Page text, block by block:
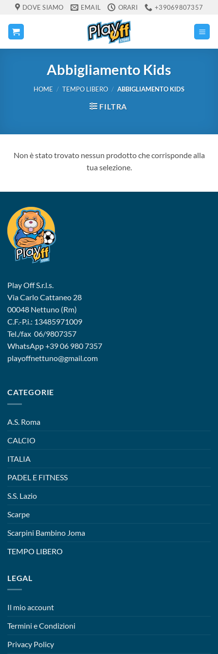
Salta
contenuti
DOVE SIAMO EMAIL ORARI +39069807357
Abbigliamento Kids
HOME / TEMPO LIBERO / ABBIGLIAMENTO KIDS
FILTRA
Non è stato trovato nessun prodotto che corrisponde alla
tua selezione.
Play Off S.r.l.s.
Via Carlo Cattaneo 28
00048 Nettuno (Rm)
C.F.-P.i.: 13485971009
Tel./fax 06/9807357
WhatsApp+39 06 980 7357
playoffnettuno@gmail.com
CATEGORIE
A.S. Roma
CALCIO
ITALIA
PADEL E FITNESS
S.S. Lazio
Scarpe
Scarpini Bambino Joma
TEMPO LIBERO
LEGAL
Il mio account
Termini e Condizioni
Privacy Policy